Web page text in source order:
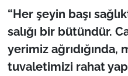
“Her şeyin başı
salığı bir bütündür.
yerimiz ağrıdığında,
tuvaletimizi rahat
KIRKLARELİ
ÇANAKKALE